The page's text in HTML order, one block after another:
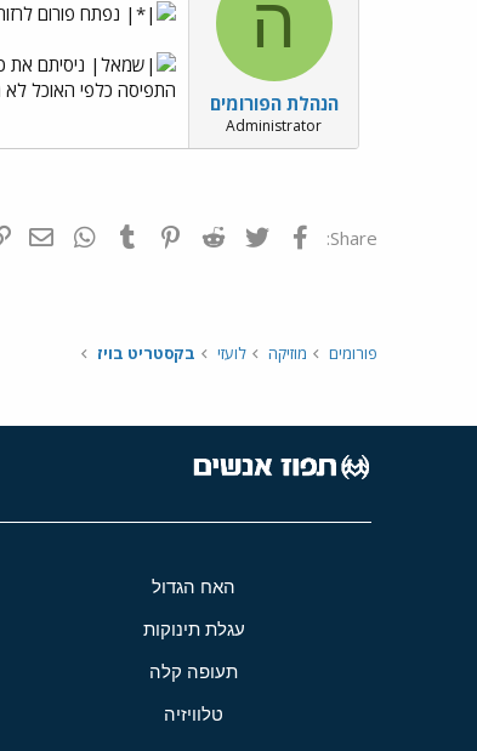
ם
ב
ת
ר
ך
ה
הנהלת הפורומים
Administrator
נפתח פורום
ניסיתם את
התפיסה כלפי האוכל
Share: פייסבוק Twitter
Reddit
Pinterest
Tumblr
פורומים מוזיקה לועזי בקסטריט בויז
האח הגדול
עגלת תינוקות
תעופה קלה
טלוויזיה